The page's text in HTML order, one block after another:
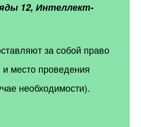
12, Интеллект-
за собой право
место проведения
необходимости).